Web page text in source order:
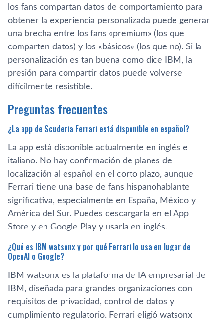
los fans compartan datos de comportamiento para
obtener la experiencia personalizada puede generar
una brecha entre los fans «premium» (los que
comparten datos) y los «básicos» (los que no). Si la
personalización es tan buena como dice IBM, la
presión para compartir datos puede volverse
difícilmente resistible.
Preguntas frecuentes
¿La app de Scuderia Ferrari está disponible en español?
La app está disponible actualmente en inglés e
italiano. No hay confirmación de planes de
localización al español en el corto plazo, aunque
Ferrari tiene una base de fans hispanohablante
significativa, especialmente en España, México y
América del Sur. Puedes descargarla en el App
Store y en Google Play y usarla en inglés.
¿Qué es IBM watsonx y por qué Ferrari lo usa en lugar de
OpenAI o Google?
IBM watsonx es la plataforma de IA empresarial de
IBM, diseñada para grandes organizaciones con
requisitos de privacidad, control de datos y
cumplimiento regulatorio. Ferrari eligió watsonx